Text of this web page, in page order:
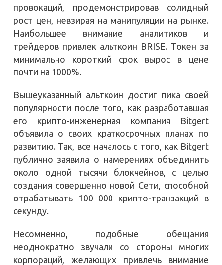
провокаций, продемонстрировав солидный
рост цен, невзирая на манипуляции на рынке.
Наибольшее внимание аналитиков и
трейдеров привлек альткоин BRISE. Токен за
минимально короткий срок вырос в цене
почти на 1000%.
Вышеуказанный альткоин достиг пика своей
популярности после того, как разработавшая
его крипто-инженерная компания Bitgert
объявила о своих краткосрочных планах по
развитию. Так, все началось с того, как Bitgert
публично заявила о намерениях объединить
около одной тысячи блокчейнов, с целью
создания совершенно новой Сети, способной
отрабатывать 100 000 крипто-транзакций в
секунду.
Несомненно, подобные обещания
неоднократно звучали со стороны многих
корпораций, желающих привлечь внимание